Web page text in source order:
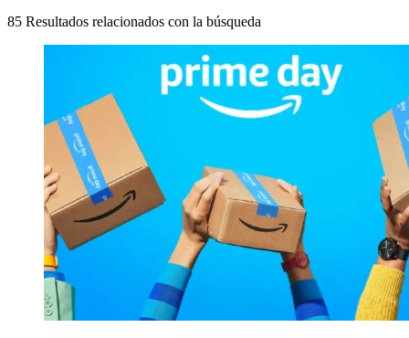
85 Resultados relacionados con la búsqueda